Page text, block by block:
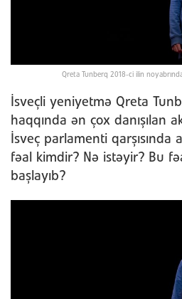
Qreta Tunberq 2018-ci ilin
İsveçli yeniyetmə Qreta
haqqında ən çox danışılan
İsveç parlamenti qarşısında
fəal kimdir? Nə istəyir? Bu
başlayıb?